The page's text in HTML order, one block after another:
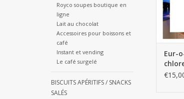
Royco soupes boutique en
ligne
Lait au chocolat
Accessoires pour boissons et
café
Instant et vending
Le café surgelé
BISCUITS APÉRITIFS / SNACKS
SALÉS
Eur-